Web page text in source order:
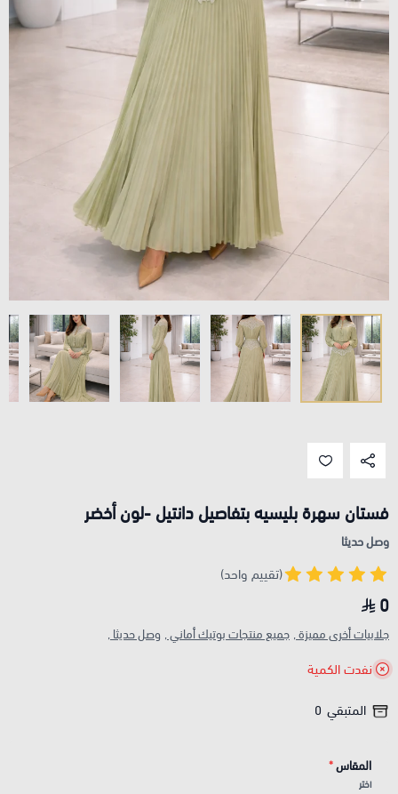
فستان سهرة بليسيه بتفاصيل دانتيل -لون أخضر
وصل حديثا
(تقييم واحد)
0
جلابيات أخرى مميزة , جميع منتجات بوتيك أماني , وصل حديثا ,
نفدت الكمية
المتبقي 0
المقاس*
اختر